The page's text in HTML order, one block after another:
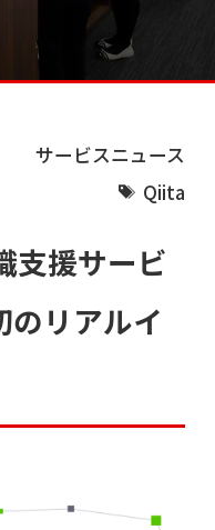
サービスニュース
Qiita
支援サービ
リアルイ